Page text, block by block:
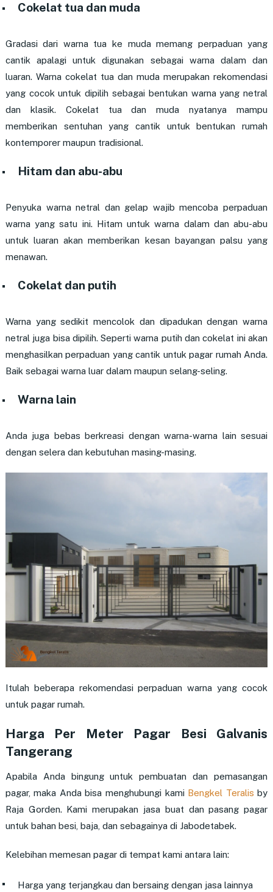
Cokelat tua dan muda
Gradasi dari warna tua ke muda memang perpaduan yang
cantik apalagi untuk digunakan sebagai warna dalam dan
luaran. Warna cokelat tua dan muda merupakan rekomendasi
yang cocok untuk dipilih sebagai bentukan warna yang netral
dan klasik. Cokelat tua dan muda nyatanya mampu
memberikan sentuhan yang cantik untuk bentukan rumah
kontemporer maupun tradisional.
Hitam dan abu-abu
Penyuka warna netral dan gelap wajib mencoba perpaduan
warna yang satu ini. Hitam untuk warna dalam dan abu-abu
untuk luaran akan memberikan kesan bayangan palsu yang
menawan.
Cokelat dan putih
Warna yang sedikit mencolok dan dipadukan dengan warna
netral juga bisa dipilih. Seperti warna putih dan cokelat ini akan
menghasilkan perpaduan yang cantik untuk pagar rumah Anda.
Baik sebagai warna luar dalam maupun selang-seling.
Warna lain
Anda juga bebas berkreasi dengan warna-warna lain sesuai
dengan selera dan kebutuhan masing-masing.
Itulah beberapa rekomendasi perpaduan warna yang cocok
untuk pagar rumah.
Harga Per Meter Pagar Besi Galvanis
Tangerang
Apabila Anda bingung untuk pembuatan dan pemasangan
pagar, maka Anda bisa menghubungi kami Bengkel Teralis by
Raja Gorden. Kami merupakan jasa buat dan pasang pagar
untuk bahan besi, baja, dan sebagainya di Jabodetabek.
Kelebihan memesan pagar di tempat kami antara lain:
Harga yang terjangkau dan bersaing dengan jasa lainnya